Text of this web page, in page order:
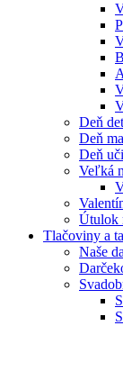
Deň
Deň
Deň
Veľká
Útulok
Tlačoviny a
Naše